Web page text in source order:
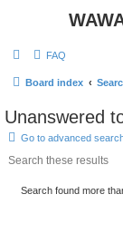
FAQ
Board index
Unanswered
Go to advanced
Search found more